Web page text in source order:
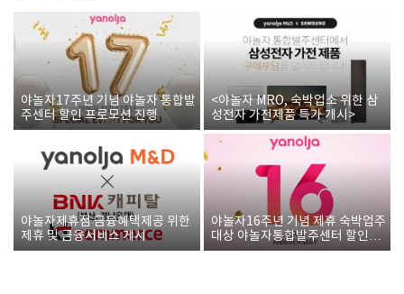
야놀자17주년 기념 야놀자 통합발
주센터 할인 프로모션 진행
<야놀자 MRO, 숙박업소 위한 삼
성전자 가전제품 특가 개시>
야놀자제휴점 금융혜택제공 위한
제휴 및 금융서비스 게시
야놀자16주년 기념 제휴 숙박업주
대상 야놀자통합발주센터 할인쿠
폰 증정